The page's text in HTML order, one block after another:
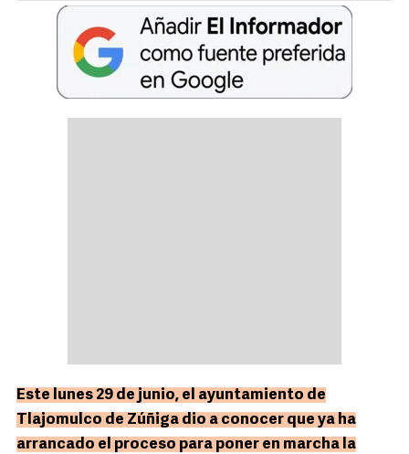
Este lunes 29 de junio, el ayuntamiento de
Tlajomulco de Zúñiga dio a conocer que ya ha
arrancado el proceso para poner en marcha la